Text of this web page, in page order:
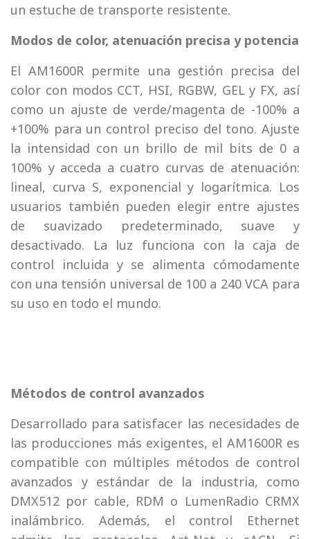
un estuche de transporte resistente.
Modos de color, atenuación precisa y potencia
El AM1600R permite una gestión precisa del
color con modos CCT, HSI, RGBW, GEL y FX, así
como un ajuste de verde/magenta de -100% a
+100% para un control preciso del tono. Ajuste
la intensidad con un brillo de mil bits de 0 a
100% y acceda a cuatro curvas de atenuación:
lineal, curva S, exponencial y logarítmica. Los
usuarios también pueden elegir entre ajustes
de suavizado predeterminado, suave y
desactivado. La luz funciona con la caja de
control incluida y se alimenta cómodamente
con una tensión universal de 100 a 240 VCA para
su uso en todo el mundo.
Métodos de control avanzados
Desarrollado para satisfacer las necesidades de
las producciones más exigentes, el AM1600R es
compatible con múltiples métodos de control
avanzados y estándar de la industria, como
DMX512 por cable, RDM o LumenRadio CRMX
inalámbrico. Además, el control Ethernet